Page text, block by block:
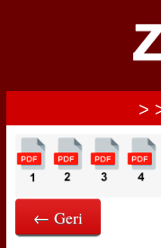
>
← Geri